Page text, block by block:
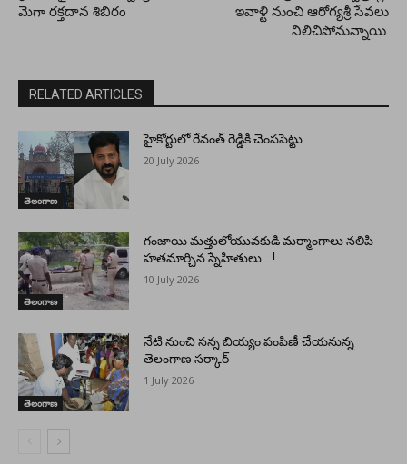
మెగా రక్తదాన శిబిరం
ఇవాళ్టి నుంచి ఆరోగ్యశ్రీ సేవలు
నిలిచిపోనున్నాయి.
RELATED ARTICLES
తెలంగాణ
హైకోర్టులో రేవంత్ రెడ్డికి చెంపపెట్టు
20 July 2026
తెలంగాణ
గంజాయి మత్తులోయువకుడి మర్మాంగాలు నలిపి
హతమార్చిన స్నేహితులు….!
10 July 2026
తెలంగాణ
నేటి నుంచి సన్న బియ్యం పంపిణీ చేయనున్న
తెలంగాణ సర్కార్
1 July 2026